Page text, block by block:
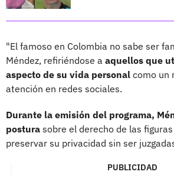
"El famoso en Colombia no sabe ser
Méndez, refiriéndose a aquellos que
aspecto de su vida personal como un
atención en redes sociales.
Durante la emisión del programa,
postura sobre el derecho de las
preservar su privacidad sin ser
PUBLICIDAD